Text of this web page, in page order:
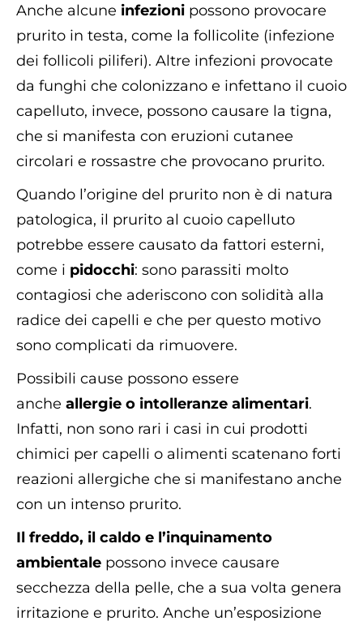
Anche alcune infezioni possono provocare
prurito in testa, come la follicolite (infezione
dei follicoli piliferi). Altre infezioni provocate
da funghi che colonizzano e infettano il cuoio
capelluto, invece, possono causare la tigna,
che si manifesta con eruzioni cutanee
circolari e rossastre che provocano prurito.
Quando l’origine del prurito non è di natura
patologica, il prurito al cuoio capelluto
potrebbe essere causato da fattori esterni,
come i pidocchi: sono parassiti molto
contagiosi che aderiscono con solidità alla
radice dei capelli e che per questo motivo
sono complicati da rimuovere.
Possibili cause possono essere
anche allergie o intolleranze alimentari.
Infatti, non sono rari i casi in cui prodotti
chimici per capelli o alimenti scatenano forti
reazioni allergiche che si manifestano anche
con un intenso prurito.
Il freddo, il caldo e l’inquinamento
ambientale possono invece causare
secchezza della pelle, che a sua volta genera
irritazione e prurito. Anche un’esposizione